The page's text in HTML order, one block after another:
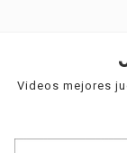
Videos mejores